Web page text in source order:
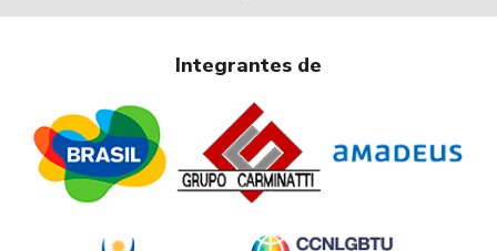
Integrantes de